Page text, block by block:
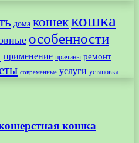
дома кошеккошка
особенности
применение причины ремонт
современные услуги установка
кошка